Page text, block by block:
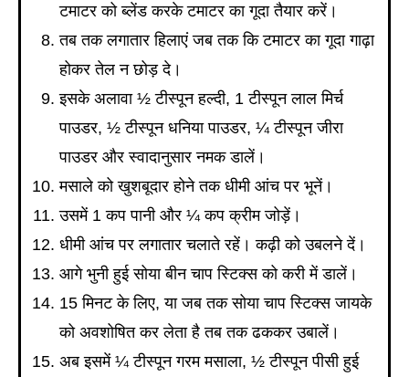
टमाटर को ब्लेंड करके टमाटर का गूदा तैयार करें।
तब तक लगातार हिलाएं जब तक कि टमाटर का गूदा गाढ़ा
होकर तेल न छोड़ दे।
इसके अलावा ½ टीस्पून हल्दी, 1 टीस्पून लाल मिर्च
पाउडर, ½ टीस्पून धनिया पाउडर, ¼ टीस्पून जीरा
पाउडर और स्वादानुसार नमक डालें।
मसाले को खुशबूदार होने तक धीमी आंच पर भूनें।
उसमें 1 कप पानी और ¼ कप क्रीम जोड़ें।
धीमी आंच पर लगातार चलाते रहें। कढ़ी को उबलने दें।
आगे भुनी हुई सोया बीन चाप स्टिक्स को करी में डालें।
15 मिनट के लिए, या जब तक सोया चाप स्टिक्स जायके
को अवशोषित कर लेता है तब तक ढककर उबालें।
अब इसमें ¼ टीस्पून गरम मसाला, ½ टीस्पून पीसी हुई